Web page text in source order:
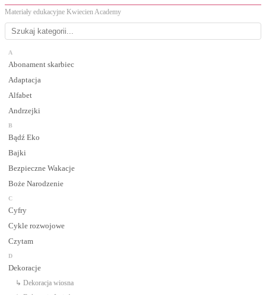
Materiały edukacyjne Kwiecien Academy
A
Abonament skarbiec
Adaptacja
Alfabet
Andrzejki
B
Bądź Eko
Bajki
Bezpieczne Wakacje
Boże Narodzenie
C
Cyfry
Cykle rozwojowe
Czytam
D
Dekoracje
↳ Dekoracja wiosna
↳ Dekoracje Jesień